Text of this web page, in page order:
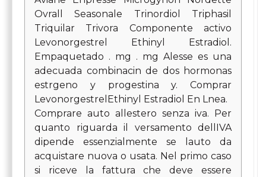
Ovrall Seasonale Trinordiol Triphasil
Triquilar Trivora Componente activo
Levonorgestrel Ethinyl Estradiol.
Empaquetado . mg . mg Alesse es una
adecuada combinacin de dos hormonas
estrgeno y progestina y. Comprar
LevonorgestrelEthinyl Estradiol En Lnea.
Comprare auto allestero senza iva. Per
quanto riguarda il versamento dellIVA
dipende essenzialmente se lauto da
acquistare nuova o usata. Nel primo caso
si riceve la fattura che deve essere